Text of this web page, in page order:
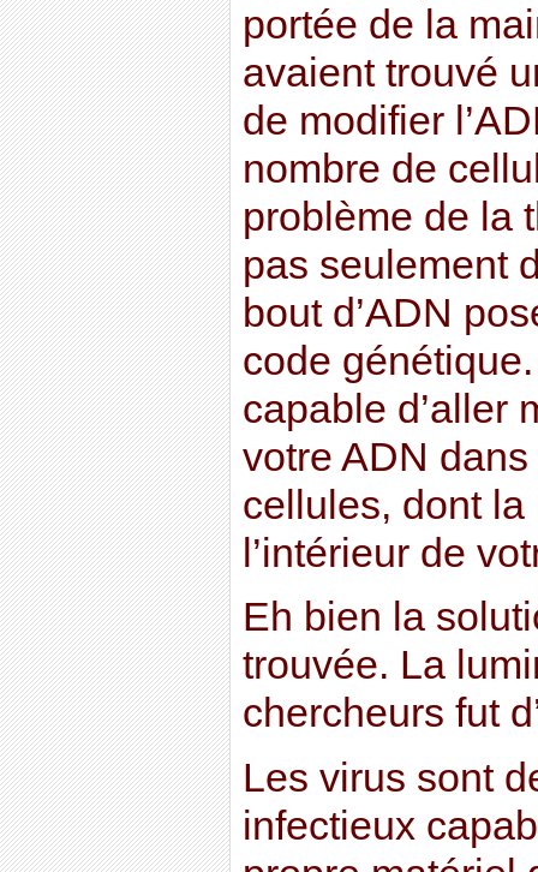
portée de la
avaient trouvé
de modifier
nombre de
problème de la
pas seulement
bout d’ADN
code
capable d’aller
votre ADN
cellules, dont
l’intérieur de
Eh bien la
trouvée. La
chercheurs fut
Les virus sont
infectieux